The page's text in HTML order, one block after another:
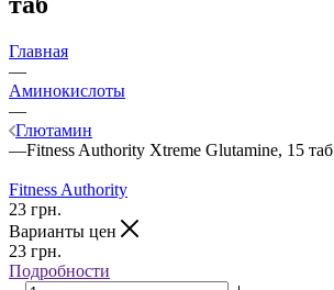
Главная
—
Аминокислоты
—
Глютамин
—Fitness Authority Xtreme Glutamine, 15 таб
Fitness Authority
23 грн.
Варианты цен
23 грн.
Подробности